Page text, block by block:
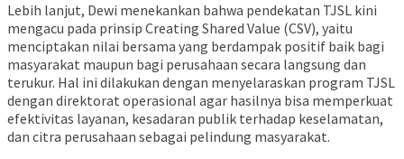
Lebih lanjut, Dewi menekankan bahwa pendekatan TJSL kini
mengacu pada prinsip Creating Shared Value (CSV), yaitu
menciptakan nilai bersama yang berdampak positif baik bagi
masyarakat maupun bagi perusahaan secara langsung dan
terukur. Hal ini dilakukan dengan menyelaraskan program TJSL
dengan direktorat operasional agar hasilnya bisa memperkuat
efektivitas layanan, kesadaran publik terhadap keselamatan,
dan citra perusahaan sebagai pelindung masyarakat.